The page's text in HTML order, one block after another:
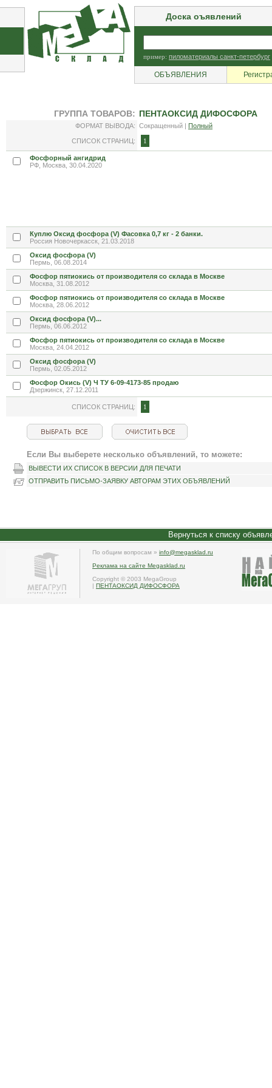
Доска оъявлений
пример: пиломатериалы санкт-петербург
ОБЪЯВЛЕНИЯ
ГРУППА ТОВАРОВ: ПЕНТАОКСИД ДИФОСФОРА
ФОРМАТ ВЫВОДА: Сокращенный | Полный
СПИСОК СТРАНИЦ: 1
Фосфорный ангидрид
РФ, Москва, 30.04.2020
Куплю Оксид фосфора (V) Фасовка 0,7 кг - 2 банки.
Россия Новочеркасск, 21.03.2018
Оксид фосфора (V)
Пермь, 06.08.2014
Фосфор пятиокись от производителя со склада в Москве
Москва, 31.08.2012
Фосфор пятиокись от производителя со склада в Москве
Москва, 28.06.2012
Оксид фосфора (V)...
Пермь, 06.06.2012
Фосфор пятиокись от производителя со склада в Москве
Москва, 24.04.2012
Оксид фосфора (V)
Пермь, 02.05.2012
Фосфор Окись (V) Ч ТУ 6-09-4173-85 продаю
Дзержинск, 27.12.2011
СПИСОК СТРАНИЦ: 1
Если Вы выберете несколько объявлений, то можете:
ВЫВЕСТИ ИХ СПИСОК В ВЕРСИИ ДЛЯ ПЕЧАТИ
ОТПРАВИТЬ ПИСЬМО-ЗАЯВКУ АВТОРАМ ЭТИХ ОБЪЯВЛЕНИЙ
Вернуться к списку
По общим вопросам » info@megasklad.ru
Реклама на сайте Megasklad.ru
Copyright © 2003 MegaGroup
| ПЕНТАОКСИД ДИФОСФОРА